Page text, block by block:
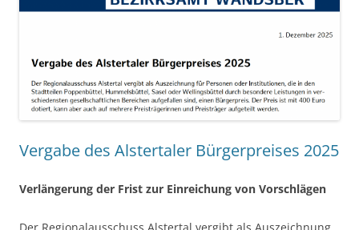
Vergabe des Alstertaler Bürgerpreises 2025
Verlängerung der Frist zur Einreichung von Vorschlägen